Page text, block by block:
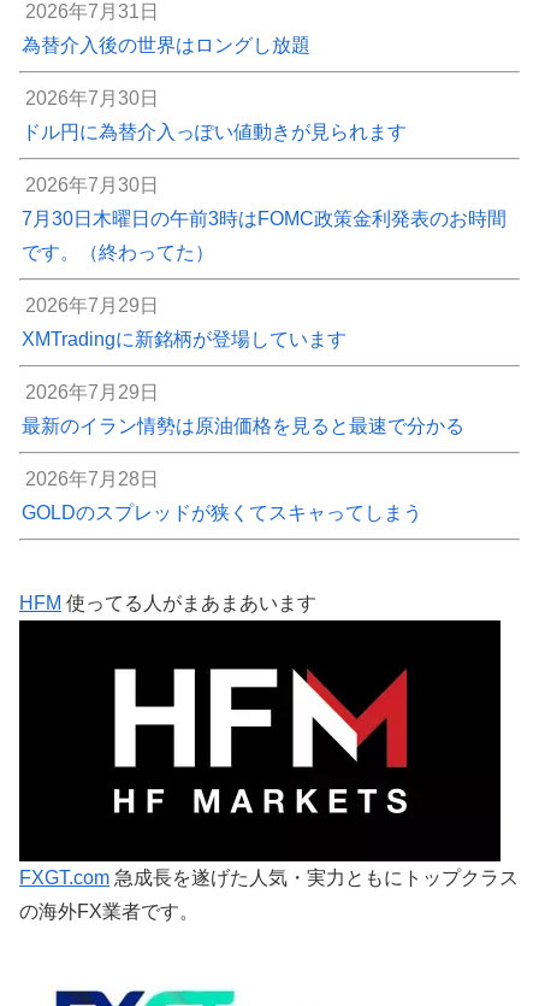
2026年7月31日
為替介入後の世界はロングし放題
2026年7月30日
ドル円に為替介入っぽい値動きが見られます
2026年7月30日
7月30日木曜日の午前3時はFOMC政策金利発表のお時間
です。（終わってた）
2026年7月29日
XMTradingに新銘柄が登場しています
2026年7月29日
最新のイラン情勢は原油価格を見ると最速で分かる
2026年7月28日
GOLDのスプレッドが狭くてスキャってしまう
HFM 使ってる人がまあまあいます
FXGT.com 急成長を遂げた人気・実力ともにトップクラス
の海外FX業者です。